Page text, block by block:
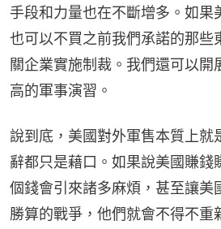
手段和力量也在不斷增多。如果
也可以不買之前我們承諾的那些
關企業實施制裁。我們還可以開
高的軍事演習。
說到底，美國對外軍售本質上就
辭都只是藉口。如果說美國賺錢
個錢會引來諸多麻煩，甚至讓美
勝算的戰爭，他們就會不得不重